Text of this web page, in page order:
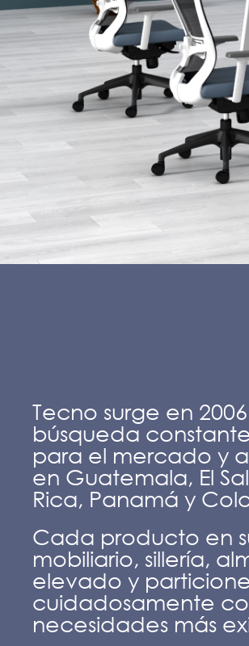
Tecno surge en
búsqueda
para el mercado y
en Guatemala, El
Rica, Panamá y
Cada producto en
mobiliario, sillería,
elevado y
cuidadosamente
necesidades más